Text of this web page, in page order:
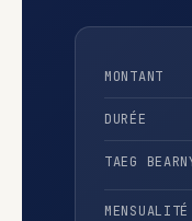
MONTANT
DURÉE
TAEG
MENSUALITÉ